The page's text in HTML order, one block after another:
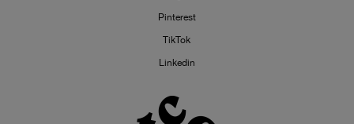
Pinterest
TikTok
Linkedin